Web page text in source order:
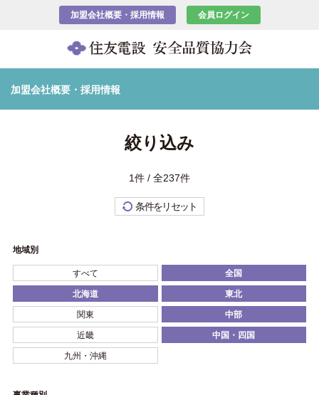
加盟会社概要・採用情報 会員ログイン
加盟会社概要・採用情報
絞り込み
1件 / 全237件
条件をリセット
地域別
すべて 全国
北海道 東北
関東 中部
近畿 中国・四国
九州・沖縄